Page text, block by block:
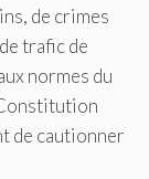
de crimes
trafic de
normes du
de cautionner